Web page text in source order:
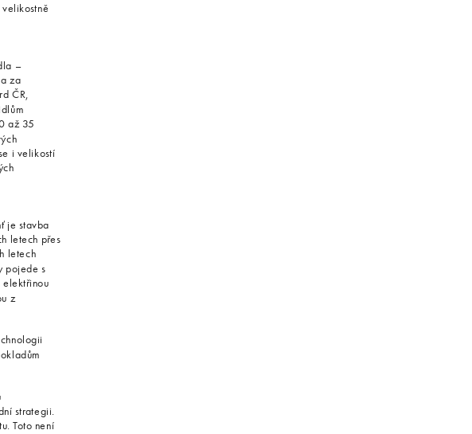
–
za
ČR,
až 35
i velikostí
je stavba
letech přes
letech
pojede s
elektřinou
z
strategii.
Toto není